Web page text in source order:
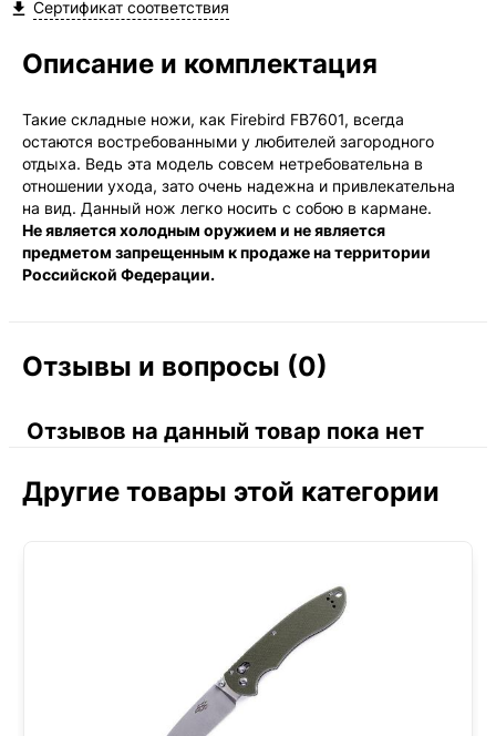
 Сертификат соответствия
Описание и комплектация
Такие складные ножи, как Firebird FB7601, всегда
остаются востребованными у любителей загородного
отдыха. Ведь эта модель совсем нетребовательна в
отношении ухода, зато очень надежна и привлекательна
на вид. Данный нож легко носить с собою в кармане.
Не является холодным оружием и не является
предметом запрещенным к продаже на территории
Российской Федерации.
Отзывы и вопросы (0)
Отзывов на данный товар пока нет
Другие товары этой категории